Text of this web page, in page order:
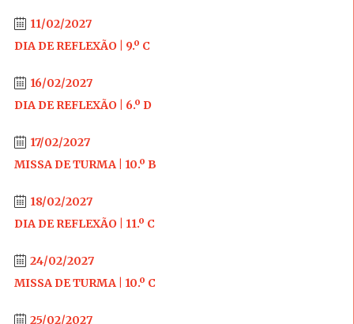
11/02/2027
DIA DE REFLEXÃO | 9.º C
16/02/2027
DIA DE REFLEXÃO | 6.º D
17/02/2027
MISSA DE TURMA | 10.º B
18/02/2027
DIA DE REFLEXÃO | 11.º C
24/02/2027
MISSA DE TURMA | 10.º C
25/02/2027